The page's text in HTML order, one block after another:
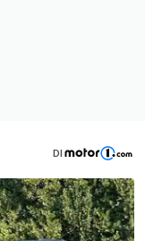
DI